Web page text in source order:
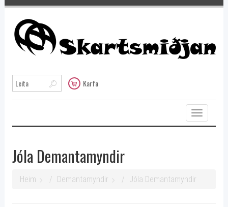
Karfa
Toggle
navigation
Jóla Demantamyndir
Heim Demantamyndir Jóla Demantamyndir